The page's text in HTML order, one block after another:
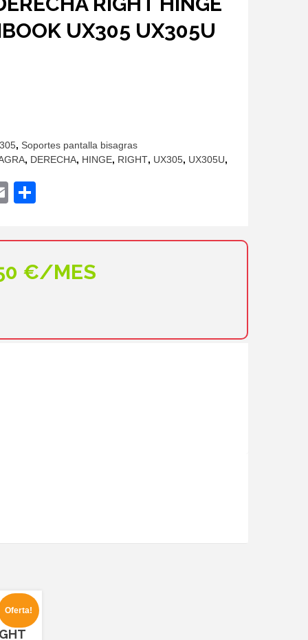
UX305 UX305U
, Soportes pantalla bisagras
, DERECHA, HINGE, RIGHT, UX305, UX305U,
Email
€/MES
Oferta!